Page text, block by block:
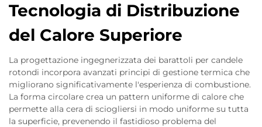
Tecnologia di Distribuzione
del Calore Superiore
La progettazione ingegnerizzata dei barattoli per candele
rotondi incorpora avanzati principi di gestione termica che
migliorano significativamente l'esperienza di combustione.
La forma circolare crea un pattern uniforme di calore che
permette alla cera di sciogliersi in modo uniforme su tutta
la superficie, prevenendo il fastidioso problema del